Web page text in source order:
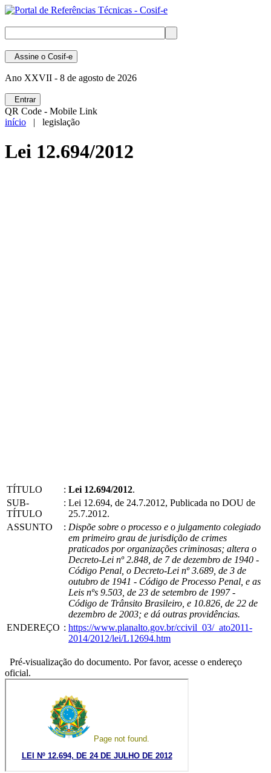
Assine o Cosif-e
Ano XXVII - 8 de agosto de 2026
Entrar
QR Code - Mobile Link
início | legislação
Lei 12.694/2012
TÍTULO : Lei 12.694/2012.
SUB-
TÍTULO
: Lei 12.694, de 24.7.2012, Publicada no DOU de
25.7.2012.
ASSUNTO
: Dispõe sobre o processo e o julgamento colegiado
em primeiro grau de jurisdição de crimes
praticados por organizações criminosas; altera o
Decreto-Lei nº 2.848, de 7 de dezembro de 1940 -
Código Penal, o Decreto-Lei nº 3.689, de 3 de
outubro de 1941 - Código de Processo Penal, e as
Leis nºs 9.503, de 23 de setembro de 1997 -
Código de Trânsito Brasileiro, e 10.826, de 22 de
dezembro de 2003; e dá outras providências.
ENDEREÇO : https://www.planalto.gov.br/ccivil_03/_ato2011-
2014/2012/lei/L12694.htm
Pré-visualização do documento. Por favor, acesse o endereço
oficial.